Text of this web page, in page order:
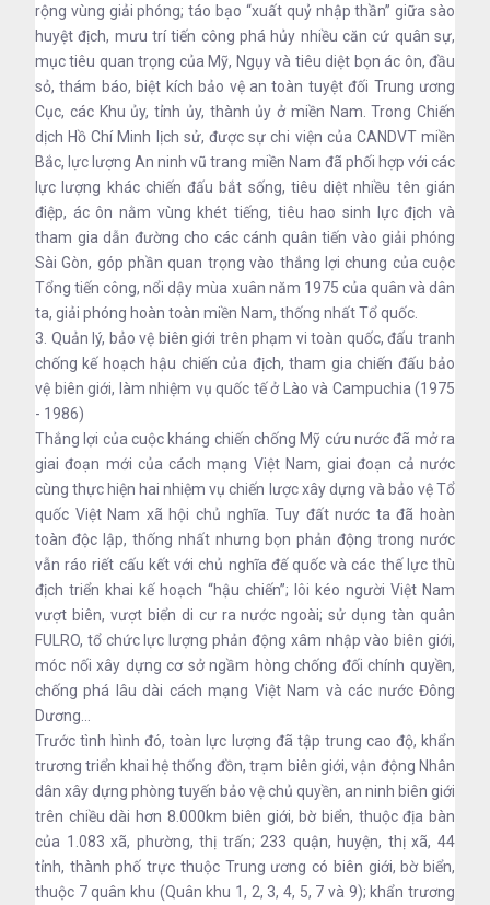
rộng vùng giải phóng; táo bạo “xuất quỷ nhập thần” giữa sào
huyệt địch, mưu trí tiến công phá hủy nhiều căn cứ quân sự,
mục tiêu quan trọng của Mỹ, Ngụy và tiêu diệt bọn ác ôn, đầu
sỏ, thám báo, biệt kích bảo vệ an toàn tuyệt đối Trung ương
Cục, các Khu ủy, tỉnh ủy, thành ủy ở miền Nam. Trong Chiến
dịch Hồ Chí Minh lịch sử, được sự chi viện của CANDVT miền
Bắc, lực lượng An ninh vũ trang miền Nam đã phối hợp với các
lực lượng khác chiến đấu bắt sống, tiêu diệt nhiều tên gián
điệp, ác ôn nằm vùng khét tiếng, tiêu hao sinh lực địch và
tham gia dẫn đường cho các cánh quân tiến vào giải phóng
Sài Gòn, góp phần quan trọng vào thắng lợi chung của cuộc
Tổng tiến công, nổi dậy mùa xuân năm 1975 của quân và dân
ta, giải phóng hoàn toàn miền Nam, thống nhất Tổ quốc.
3. Quản lý, bảo vệ biên giới trên phạm vi toàn quốc, đấu tranh
chống kế hoạch hậu chiến của địch, tham gia chiến đấu bảo
vệ biên giới, làm nhiệm vụ quốc tế ở Lào và Campuchia (1975
- 1986)
Thắng lợi của cuộc kháng chiến chống Mỹ cứu nước đã mở ra
giai đoạn mới của cách mạng Việt Nam, giai đoạn cả nước
cùng thực hiện hai nhiệm vụ chiến lược xây dựng và bảo vệ Tổ
quốc Việt Nam xã hội chủ nghĩa. Tuy đất nước ta đã hoàn
toàn độc lập, thống nhất nhưng bọn phản động trong nước
vẫn ráo riết cấu kết với chủ nghĩa đế quốc và các thế lực thù
địch triển khai kế hoạch “hậu chiến”; lôi kéo người Việt Nam
vượt biên, vượt biển di cư ra nước ngoài; sử dụng tàn quân
FULRO, tổ chức lực lượng phản động xâm nhập vào biên giới,
móc nối xây dựng cơ sở ngầm hòng chống đối chính quyền,
chống phá lâu dài cách mạng Việt Nam và các nước Đông
Dương…
Trước tình hình đó, toàn lực lượng đã tập trung cao độ, khẩn
trương triển khai hệ thống đồn, trạm biên giới, vận động Nhân
dân xây dựng phòng tuyến bảo vệ chủ quyền, an ninh biên giới
trên chiều dài hơn 8.000km biên giới, bờ biển, thuộc địa bàn
của 1.083 xã, phường, thị trấn; 233 quận, huyện, thị xã, 44
tỉnh, thành phố trực thuộc Trung ương có biên giới, bờ biển,
thuộc 7 quân khu (Quân khu 1, 2, 3, 4, 5, 7 và 9); khẩn trương